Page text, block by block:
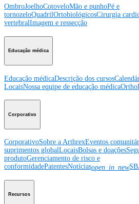
OmbroJoelhoCotoveloMão e punhoPé e
tornozeloQuadrilOrtobiológicosCirurgia
vertebralImagem e ressecção
Educação médica
Educação médicaDescrição dos cursos
LocaisNossa equipe de educação médica
Corporativo
CorporativoSobre a ArthrexEventos
suprimentos globalLocaisBolsas e doações
produtoGerenciamento de risco e
conformidadePatentesNotíciasopen_in_new
Recursos